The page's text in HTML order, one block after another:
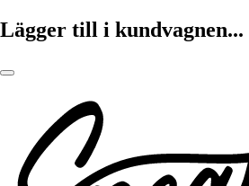
Lägger till i kundvagnen...